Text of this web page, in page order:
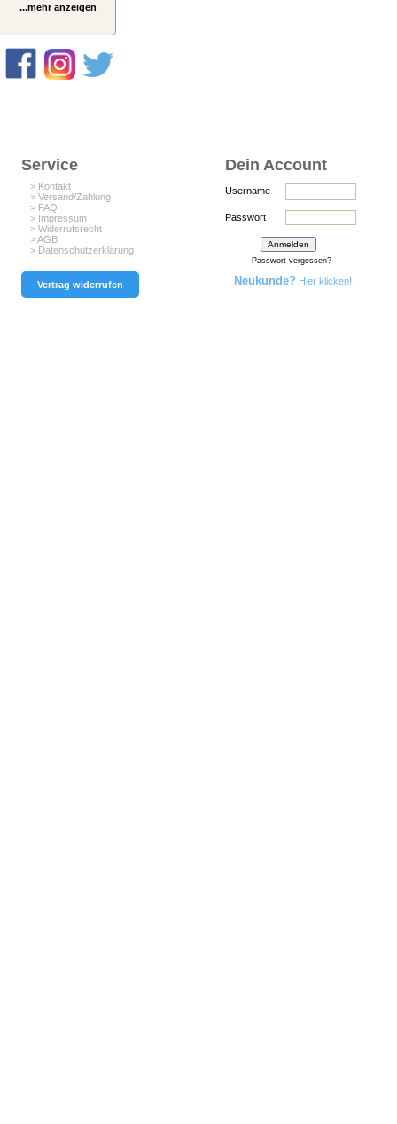
...mehr anzeigen
Service
> Kontakt
> Versand/Zahlung
> FAQ
> Impressum
> Widerrufsrecht
> AGB
> Datenschutzerklärung
Vertrag widerrufen
Dein Account
Username
Passwort
Passwort vergessen?
Neukunde? Hier klicken!